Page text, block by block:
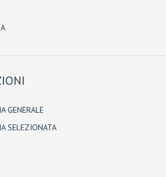
GENERALE
SELEZIONATA